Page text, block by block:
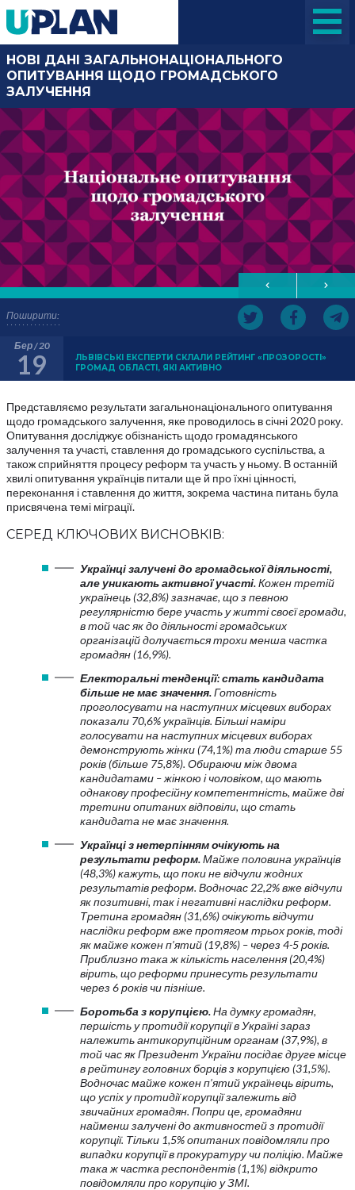
Поширити:
НОВІ ДАНІ ЗАГАЛЬНОНАЦІОНАЛЬНОГО
ОПИТУВАННЯ ЩОДО ГРОМАДСЬКОГО
ЗАЛУЧЕННЯ
Бер / 20
19
ЛЬВІВСЬКІ ЕКСПЕРТИ СКЛАЛИ РЕЙТИНГ «ПРОЗОРОСТІ»
ГРОМАД ОБЛАСТІ, ЯКІ АКТИВНО
Представляємо результати загальнонаціонального опитування
щодо громадського залучення, яке проводилось в січні 2020 року.
Опитування досліджує обізнаність щодо громадянського
залучення та участі, ставлення до громадського суспільства, а
також сприйняття процесу реформ та участь у ньому. В останній
хвилі опитування українців питали ще й про їхні цінності,
переконання і ставлення до життя, зокрема частина питань була
присвячена темі міграції.
СЕРЕД КЛЮЧОВИХ ВИСНОВКІВ:
Українці залучені до громадської діяльності,
але уникають активної участі.Кожен третій
українець (32,8%) зазначає, що з певною
регулярністю бере участь у житті своєї громади,
в той час як до діяльності громадських
організацій долучається трохи менша частка
громадян (16,9%).
Електоральні тенденції: стать кандидата
більше не має значення.Готовність
проголосувати на наступних місцевих виборах
показали 70,6% українців. Більші наміри
голосувати на наступних місцевих виборах
демонструють жінки (74,1%) та люди старше 55
років (більше 75,8%). Обираючи між двома
кандидатами – жінкою і чоловіком, що мають
однакову професійну компетентність, майже дві
третини опитаних відповіли, що стать
кандидата не має значення.
Українці з нетерпінням очікують на
результати реформ.Майже половина українців
(48,3%) кажуть, що поки не відчули жодних
результатів реформ. Водночас 22,2% вже відчули
як позитивні, так і негативні наслідки реформ.
Третина громадян (31,6%) очікують відчути
наслідки реформ вже протягом трьох років, тоді
як майже кожен п’ятий (19,8%) – через 4-5 років.
Приблизно така ж кількість населення (20,4%)
вірить, що реформи принесуть результати
через 6 років чи пізніше.
Боротьба з корупцією.На думку громадян,
першість у протидії корупції в Україні зараз
належить антикорупційним органам (37,9%), в
той час як Президент України посідає друге місце
в рейтингу головних борців з корупцією (31,5%).
Водночас майже кожен п’ятий українець вірить,
що успіх у протидії корупції залежить від
звичайних громадян. Попри це, громадяни
найменш залучені до активностей з протидії
корупції. Тільки 1,5% опитаних повідомляли про
випадки корупції в прокуратуру чи поліцію. Майже
така ж частка респондентів (1,1%) відкрито
повідомляли про корупцію у ЗМІ.